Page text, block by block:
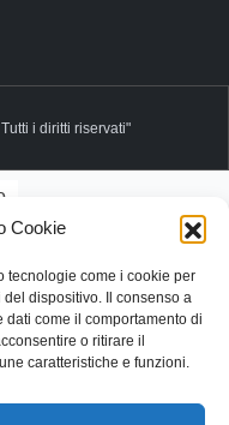
Cookie
tecnologie come i cookie per
dispositivo. Il consenso a
come il comportamento di
o ritirare il
caratteristiche e funzioni.
i diritti riservati"